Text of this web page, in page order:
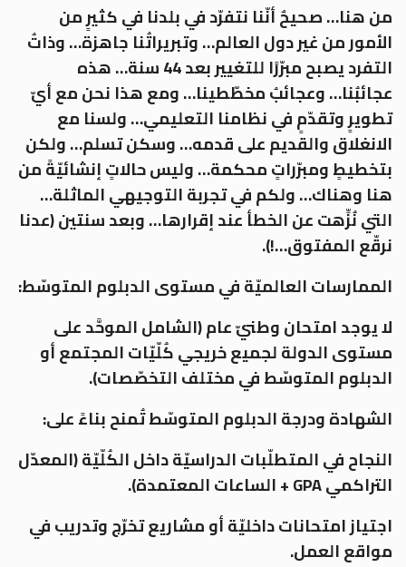
من هنا… صحيحٌ أنّنا نتفرّد في بلدنا في كثيرٍ من
الأمور من غير دول العالم… وتبريراتُنا جاهزة… وذاتُ
التفرد يصبح مبرّرًا للتغيير بعد 44 سنة… هذه
عجائبُنا… وعجائبُ مخطّطينا… ومع هذا نحن مع أيّ
تطويرٍ وتقدّمٍ في نظامنا التعليمي… ولسنا مع
الانغلاق والقديم على قدمه… وسكن تسلم… ولكن
بتخطيطٍ ومبرّراتٍ محكمة… وليس حالاتٍ إنشائيّةً من
هنا وهناك… ولكم في تجربة التوجيهي الماثلة…
التي نُزِّهت عن الخطأ عند إقرارها… وبعد سنتين (عدنا
نرقّع المفتوق…!).
الممارسات العالميّة في مستوى الدبلوم المتوسّط:
لا يوجد امتحان وطنيّ عام (الشامل الموحَّد على
مستوى الدولة لجميع خريجي كُلّيّات المجتمع أو
الدبلوم المتوسّط في مختلف التخصّصات).
الشهادة ودرجة الدبلوم المتوسّط تُمنح بناءً على:
النجاح في المتطلّبات الدراسيّة داخل الكُلّيّة (المعدّل
التراكمي GPA + الساعات المعتمدة).
اجتياز امتحانات داخليّة أو مشاريع تخرّج وتدريب في
مواقع العمل.